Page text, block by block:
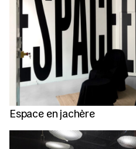
Espace en jachère